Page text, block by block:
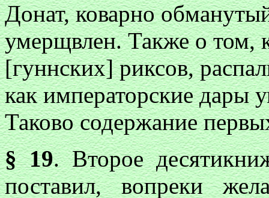
Донат, коварно
умерщвлен. Также о том,
[гуннских] риксов,
как императорские дары
Таково содержание
§ 19. Второе
поставил, вопреки